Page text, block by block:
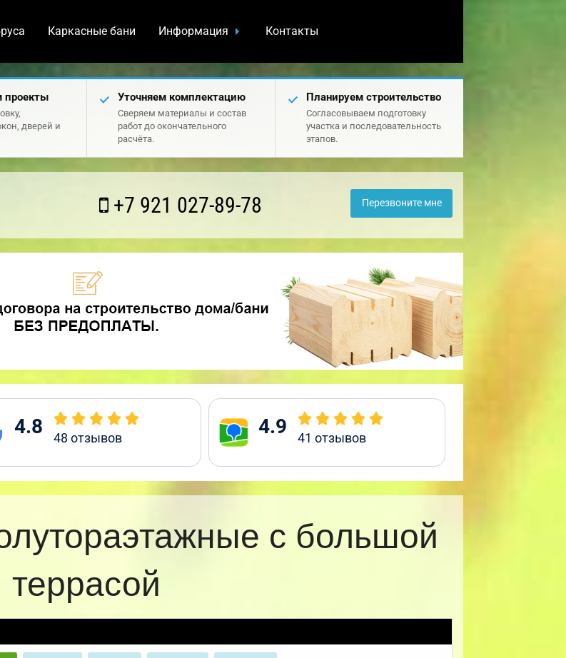
Каркасные бани Информация Контакты
проекты
дверей и
Уточняем комплектацию
Сверяем материалы и состав
работ до окончательного
расчёта.
Планируем строительство
Согласовываем подготовку
участка и последовательность
этапов.
+7 921 027-89-78 Перезвоните мне
4.8 48 отзывов 4.9 41 отзывов
с большой
террасой